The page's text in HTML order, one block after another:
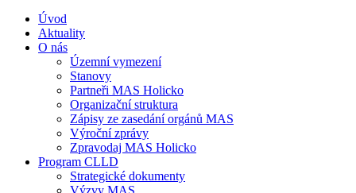
Úvod
Aktuality
O nás
Územní vymezení
Stanovy
Partneři MAS Holicko
Organizační struktura
Zápisy ze zasedání orgánů MAS
Výroční zprávy
Zpravodaj MAS Holicko
Program CLLD
Strategické dokumenty
Výzvy MAS